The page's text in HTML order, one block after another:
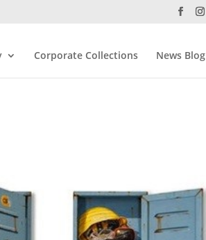
Corporate Collections News Blog